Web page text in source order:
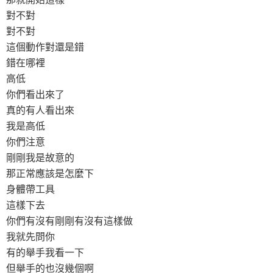
對不對
對不對
這個動作對還是錯
錯在哪裡
高低
你們看出來了
真的有人看出來
我是高低
你們注意
剛剛我是故意的
那正常應該是怎麼下
身體帶工具
這樣下去
你們有沒有剛剛有沒有這樣做
我就先問你
有的舉手我看一下
但舉手的也沒幾個啊